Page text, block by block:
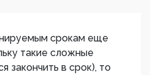
срокам еще
такие сложные
закончить в срок), то